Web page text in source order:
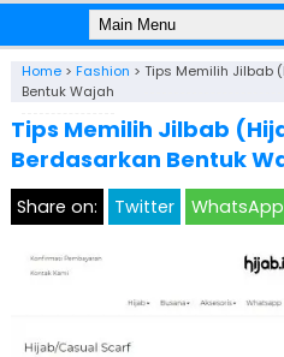
Home> Fashion > Tips Memilih Jilbab
Bentuk Wajah
Tips Memilih Jilbab
Berdasarkan Bentuk
Share on: Twitter WhatsApp